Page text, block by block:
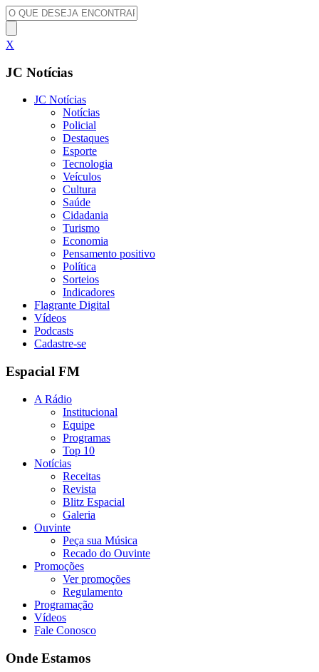
X
JC Notícias
JC Notícias
Notícias
Policial
Destaques
Esporte
Tecnologia
Veículos
Cultura
Saúde
Cidadania
Turismo
Economia
Pensamento positivo
Política
Sorteios
Indicadores
Flagrante Digital
Vídeos
Podcasts
Cadastre-se
Espacial FM
A Rádio
Institucional
Equipe
Programas
Top 10
Notícias
Receitas
Revista
Blitz Espacial
Galeria
Ouvinte
Peça sua Música
Recado do Ouvinte
Promoções
Ver promoções
Regulamento
Programação
Vídeos
Fale Conosco
Onde Estamos